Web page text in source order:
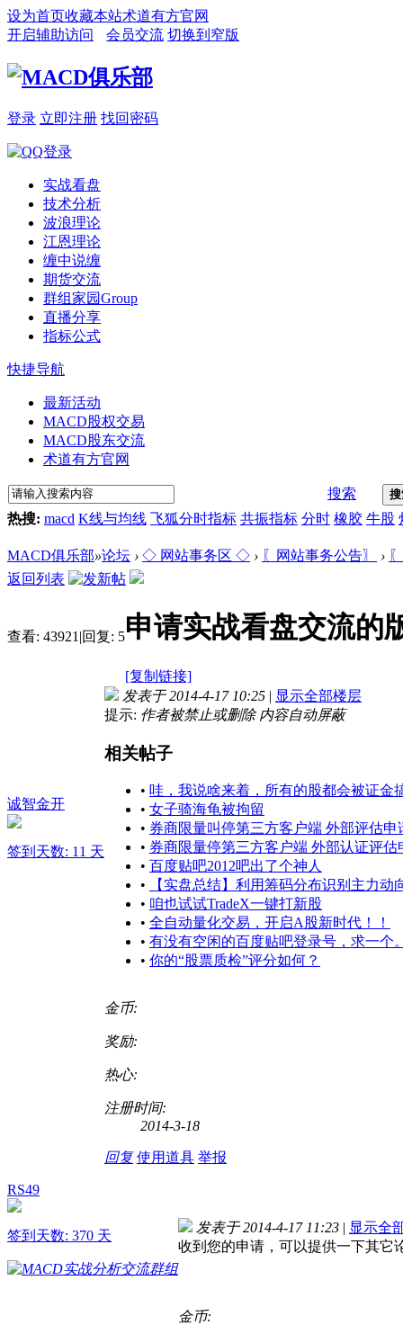
设为首页收藏本站术道有方官网
开启辅助访问
会员交流 切换到窄版
登录 立即注册 找回密码
实战看盘
技术分析
波浪理论
江恩理论
缠中说缠
期货交流
群组家园Group
直播分享
指标公式
快捷导航
最新活动
MACD股权交易
MACD股东交流
术道有方官网
搜索
热搜: macd K线与均线 飞狐分时指标 共振指标 分时 橡胶 牛股
MACD俱乐部»论坛 › ◇ 网站事务区 ◇ › 〖网站事务公告〗 ›
返回列表
查看: 43921 |回复: 5申请实战看盘交流的
[复制链接]
诚智金开
签到天数: 11 天
发表于 2014-4-17 10:25 | 显示全部楼层
提示: 作者被禁止或删除 内容自动屏蔽
相关帖子
• 哇，我说啥来着，所有的股都会被证金
• 女子骑海龟被拘留
• 券商限量叫停第三方客户端 外部评估申
• 券商限量停第三方客户端 外部认证评估
• 百度贴吧2012吧出了个神人
•
【实盘总结】利用筹码分布识别主力
• 咱也试试TradeX一键打新股
• 全自动量化交易，开启A股新时代！！
• 有没有空闲的百度贴吧登录号，求一个
• 你的“股票质检”评分如何？
金币:
奖励:
热心:
注册时间:
2014-3-18
回复 使用道具 举报
RS49
签到天数: 370 天
发表于 2014-4-17 11:23 | 显示全
收到您的申请，可以提供一下其它
金币: